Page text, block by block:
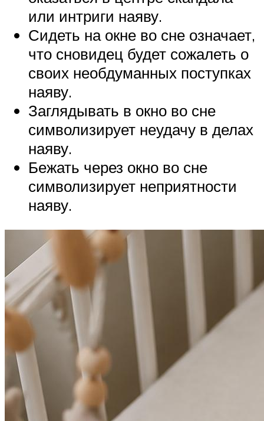
или интриги наяву.
Сидеть на окне во сне означает,
что сновидец будет сожалеть о
своих необдуманных поступках
наяву.
Заглядывать в окно во сне
символизирует неудачу в делах
наяву.
Бежать через окно во сне
символизирует неприятности
наяву.